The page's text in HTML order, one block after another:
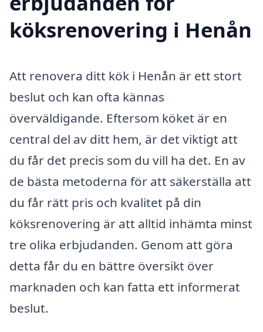
köksrenovering i Henån
Att renovera ditt kök i Henån är ett stort
beslut och kan ofta kännas
överväldigande. Eftersom köket är en
central del av ditt hem, är det viktigt att
du får det precis som du vill ha det. En av
de bästa metoderna för att säkerställa att
du får rätt pris och kvalitet på din
köksrenovering är att alltid inhämta minst
tre olika erbjudanden. Genom att göra
detta får du en bättre översikt över
marknaden och kan fatta ett informerat
beslut.